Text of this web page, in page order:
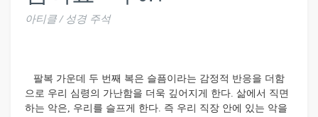
아티클 / 성경 주석
팔복 가운데 두 번째 복은 슬픔이라는 감정적 반응을 더함
으로 우리 심령의 가난함을 더욱 깊어지게 한다. 삶에서 직면
하는 악은, 우리를 슬프게 한다. 즉 우리 직장 안에 있는 악을